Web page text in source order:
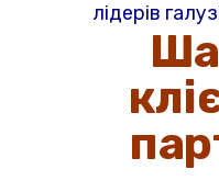
лідерів